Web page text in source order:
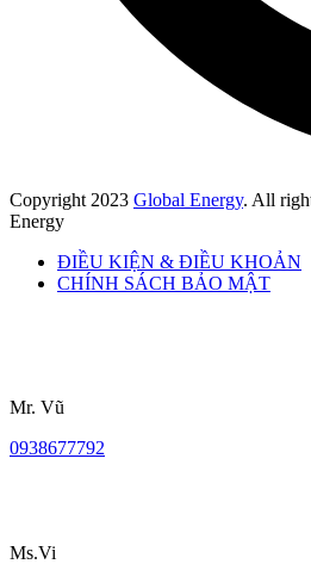
Copyright 2023 Global Energy. All
Energy
ĐIỀU KIỆN & ĐIỀU KHOẢN
CHÍNH SÁCH BẢO MẬT
Mr. Vũ
0938677792
Ms.Vi